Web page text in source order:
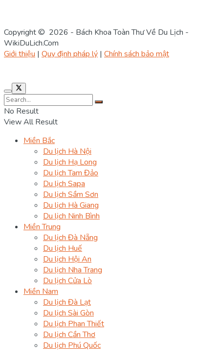
Copyright © 2026 - Bách Khoa Toàn Thư Về Du Lịch -
WikiDuLich.Com
Giới thiệu | Quy định pháp lý | Chính sách bảo mật
No Result
View All Result
Miền Bắc
Du lịch Hà Nội
Du lịch Hạ Long
Du lịch Tam Đảo
Du lịch Sapa
Du lịch Sầm Sơn
Du lịch Hà Giang
Du lịch Ninh Bình
Miền Trung
Du lịch Đà Nẵng
Du lịch Huế
Du lịch Hội An
Du lịch Nha Trang
Du lịch Cửa Lò
Miền Nam
Du lịch Đà Lạt
Du lịch Sài Gòn
Du lịch Phan Thiết
Du lịch Cần Thơ
Du lịch Phú Quốc